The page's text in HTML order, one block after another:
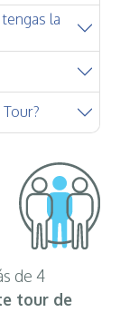
la
de 4
tour de